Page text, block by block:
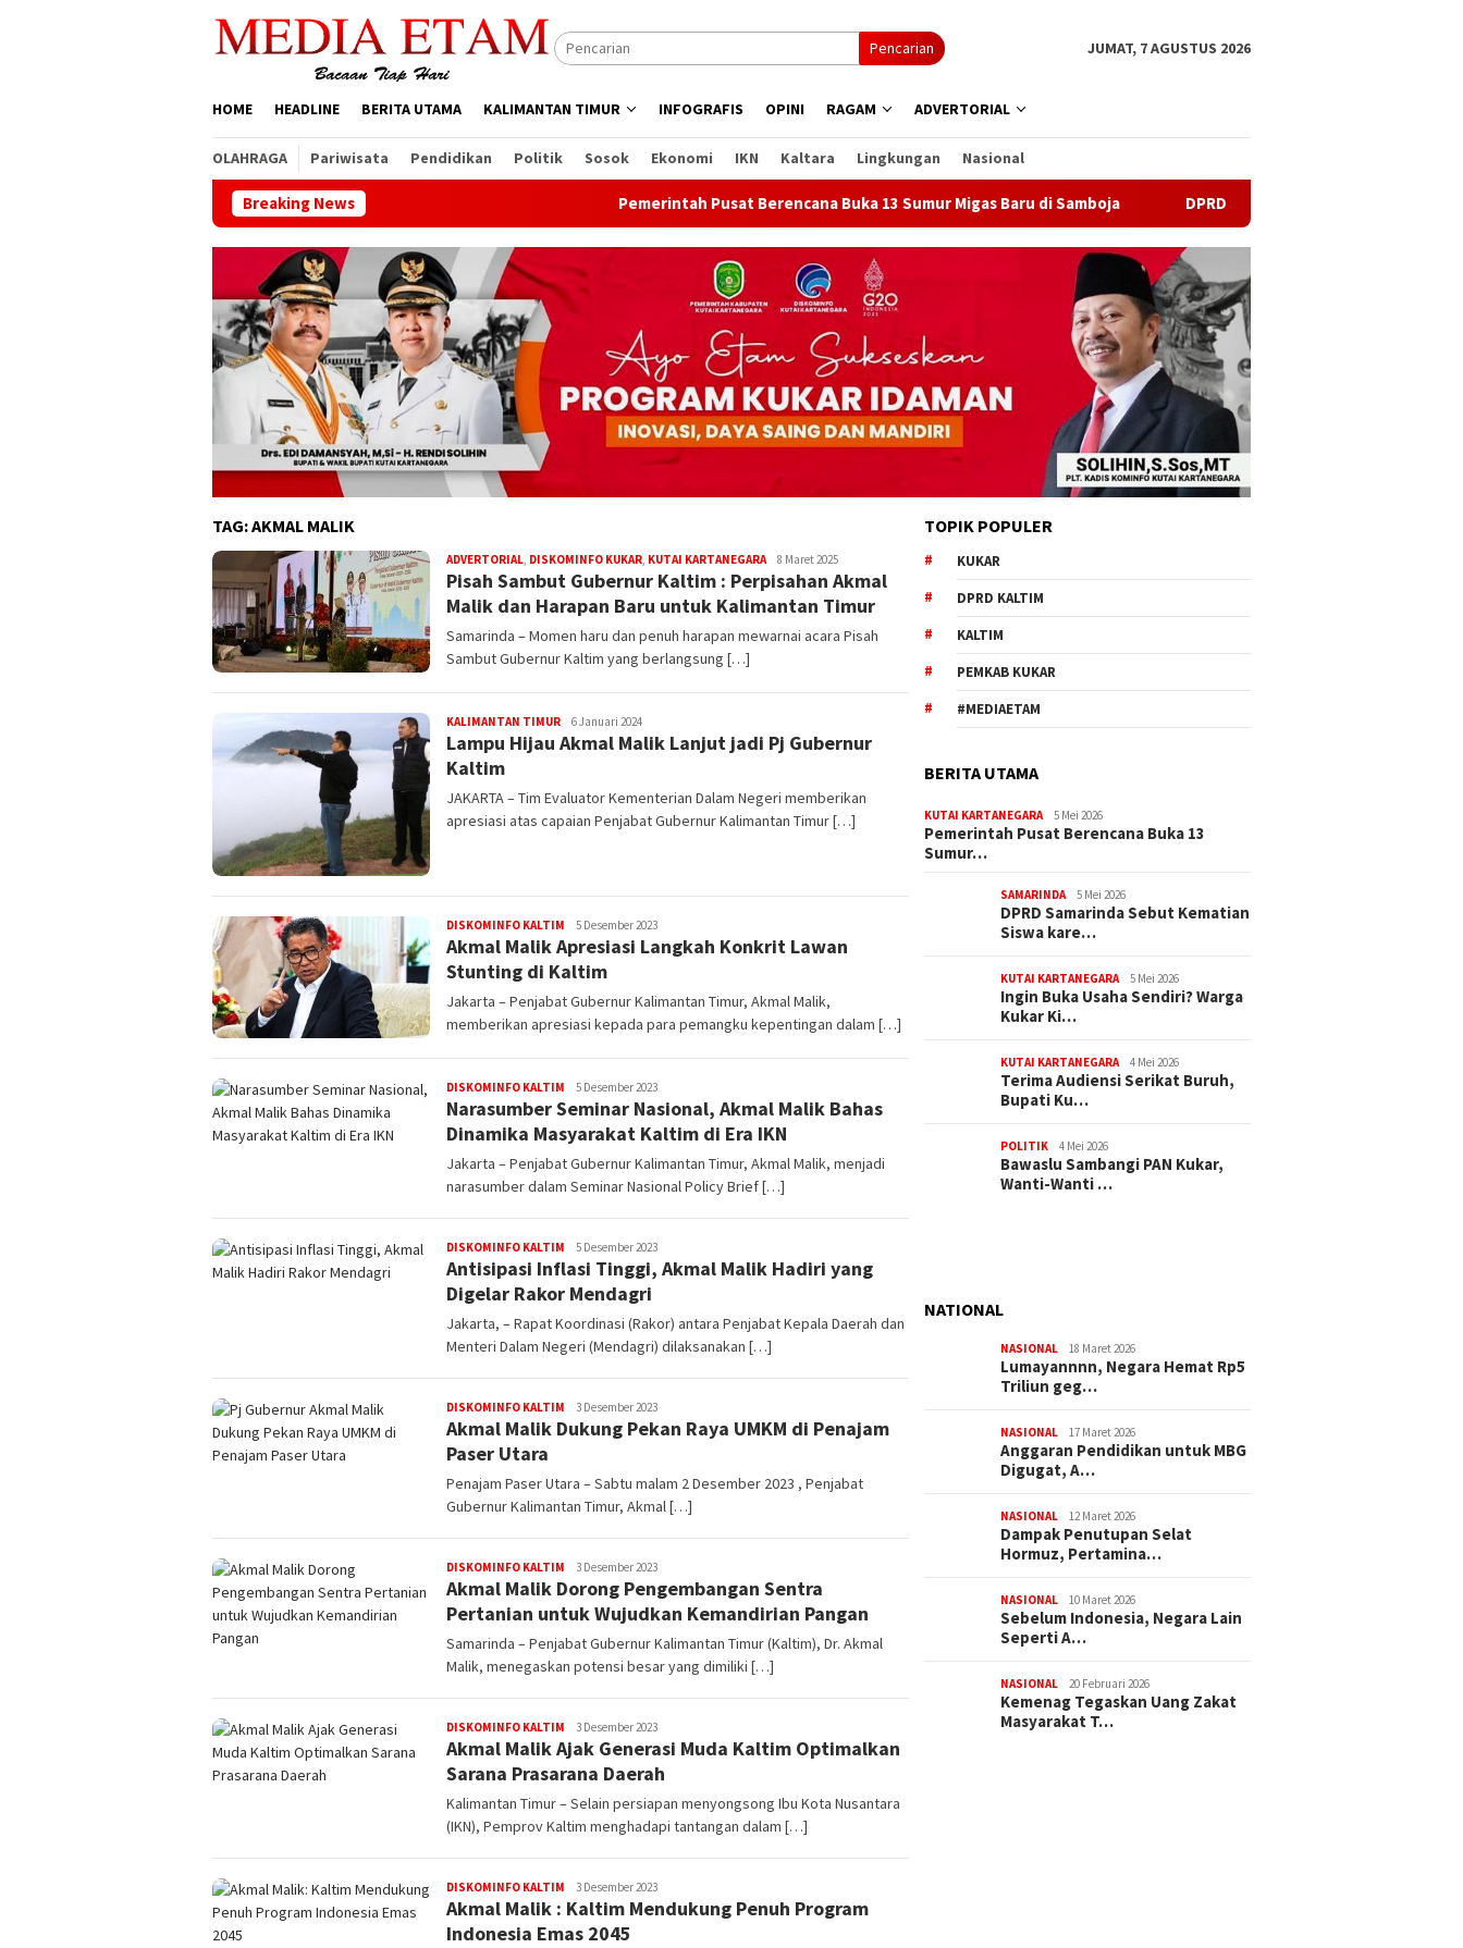
Pencarian JUMAT, 7 AGUSTUS 2026
HOME HEADLINE BERITA UTAMA KALIMANTAN TIMUR INFOGRAFIS OPINI RAGAM ADVERTORIAL
OLAHRAGA Pariwisata Pendidikan Politik Sosok Ekonomi IKN Kaltara Lingkungan Nasional
Breaking News Pemerintah Pusat Berencana Buka 13 Sumur Migas Baru di Samboja DPRD Samarinda Sebut Kematian Siswa karena
TAG:AKMAL MALIK
ADVERTORIAL DISKOMINFO KUKAR KUTAI KARTANEGARARedaksi
8 Maret 2025
Pisah Sambut Gubernur Kaltim : Perpisahan Akmal
Malik dan Harapan Baru untuk Kalimantan Timur
Samarinda – Momen haru dan penuh harapan mewarnai acara Pisah
Sambut Gubernur Kaltim yang berlangsung […]
KALIMANTAN TIMURRedaksi
6 Januari 2024
Lampu Hijau Akmal Malik Lanjut jadi Pj Gubernur
Kaltim
JAKARTA – Tim Evaluator Kementerian Dalam Negeri memberikan
apresiasi atas capaian Penjabat Gubernur Kalimantan Timur […]
DISKOMINFO KALTIM Muhammad
Amin
5 Desember 2023
Akmal Malik Apresiasi Langkah Konkrit Lawan
Stunting di Kaltim
Jakarta – Penjabat Gubernur Kalimantan Timur, Akmal Malik,
memberikan apresiasi kepada para pemangku kepentingan dalam […]
DISKOMINFO KALTIM Muhammad
Amin
5 Desember 2023
Narasumber Seminar Nasional, Akmal Malik Bahas
Dinamika Masyarakat Kaltim di Era IKN
Jakarta – Penjabat Gubernur Kalimantan Timur, Akmal Malik, menjadi
narasumber dalam Seminar Nasional Policy Brief […]
DISKOMINFO KALTIM Muhammad
Amin
5 Desember 2023
Antisipasi Inflasi Tinggi, Akmal Malik Hadiri yang
Digelar Rakor Mendagri
Jakarta, – Rapat Koordinasi (Rakor) antara Penjabat Kepala Daerah dan
Menteri Dalam Negeri (Mendagri) dilaksanakan […]
DISKOMINFO KALTIM Muhammad
Amin
3 Desember 2023
Akmal Malik Dukung Pekan Raya UMKM di Penajam
Paser Utara
Penajam Paser Utara – Sabtu malam 2 Desember 2023 , Penjabat
Gubernur Kalimantan Timur, Akmal […]
DISKOMINFO KALTIM Muhammad
Amin
3 Desember 2023
Akmal Malik Dorong Pengembangan Sentra
Pertanian untuk Wujudkan Kemandirian Pangan
Samarinda – Penjabat Gubernur Kalimantan Timur (Kaltim), Dr. Akmal
Malik, menegaskan potensi besar yang dimiliki […]
DISKOMINFO KALTIM Muhammad
Amin
3 Desember 2023
Akmal Malik Ajak Generasi Muda Kaltim Optimalkan
Sarana Prasarana Daerah
Kalimantan Timur – Selain persiapan menyongsong Ibu Kota Nusantara
(IKN), Pemprov Kaltim menghadapi tantangan dalam […]
DISKOMINFO KALTIM Muhammad
Amin
3 Desember 2023
Akmal Malik : Kaltim Mendukung Penuh Program
Indonesia Emas 2045
TOPIK POPULER
KUKAR
DPRD KALTIM
KALTIM
PEMKAB KUKAR
#MEDIAETAM
BERITA UTAMA
KUTAI KARTANEGARA 5 Mei 2026
Pemerintah Pusat Berencana Buka 13
Sumur…
SAMARINDA 5 Mei 2026
DPRD Samarinda Sebut Kematian
Siswa kare…
KUTAI KARTANEGARA 5 Mei 2026
Ingin Buka Usaha Sendiri? Warga
Kukar Ki…
KUTAI KARTANEGARA 4 Mei 2026
Terima Audiensi Serikat Buruh,
Bupati Ku…
POLITIK 4 Mei 2026
Bawaslu Sambangi PAN Kukar,
Wanti-Wanti …
NATIONAL
NASIONAL 18 Maret 2026
Lumayannnn, Negara Hemat Rp5
Triliun geg…
NASIONAL 17 Maret 2026
Anggaran Pendidikan untuk MBG
Digugat, A…
NASIONAL 12 Maret 2026
Dampak Penutupan Selat
Hormuz, Pertamina…
NASIONAL 10 Maret 2026
Sebelum Indonesia, Negara Lain
Seperti A…
NASIONAL 20 Februari 2026
Kemenag Tegaskan Uang Zakat
Masyarakat T…